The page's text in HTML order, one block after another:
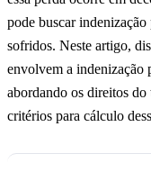
pode buscar
sofridos. Neste artigo,
envolvem a indenização
abordando os direitos do
critérios para cálculo